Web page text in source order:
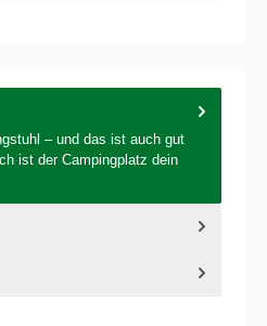
– und das ist auch gut
ist der Campingplatz dein